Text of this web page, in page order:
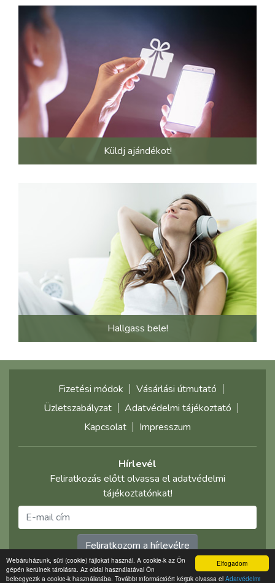
Elfogadom
Webáruházunk, süti (cookie) fájlokat használ. A cookie-k az Ön
gépén kerülnek tárolásra. Az oldal használatával Ön
beleegyezik a cookie-k használatába. További információért kérjük olvassa el Adatvédelmi
Küldj ajándékot!
Hallgass bele!
Fizetési módok
Vásárlási útmutató
Üzletszabályzat
Adatvédelmi tájékoztató
Kapcsolat
Impresszum
Hírlevél
Feliratkozás előtt olvassa el adatvédelmi
tájékoztatónkat!
Feliratkozom a hírlevélre
©2021 multimediaplaza.com